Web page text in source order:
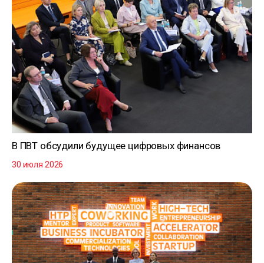
В ПВТ обсудили будущее цифровых финансов
30 июля 2026